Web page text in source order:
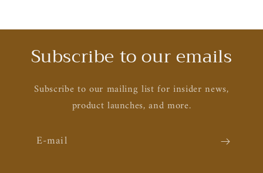
Subscribe to our emails
Subscribe to our mailing list for insider news,
product launches, and more.
E-mail